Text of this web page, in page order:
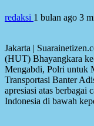
redaksi 1 bulan ago 3
Jakarta |
(HUT) Bhayangkara
Mengabdi, Polri untuk
Transportasi Banter
apresiasi atas berbagai
Indonesia di bawah